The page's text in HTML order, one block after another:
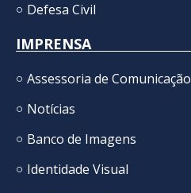
Defesa Civil
IMPRENSA
Assessoria de Comunicação
Notícias
Banco de Imagens
Identidade Visual